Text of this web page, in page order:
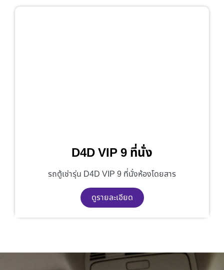
D4D VIP 9 ที่นั่ง
รถตู้เช่ารุ่น D4D VIP 9 ที่นั่งห้องโดยสาร
ดูรายละเอียด